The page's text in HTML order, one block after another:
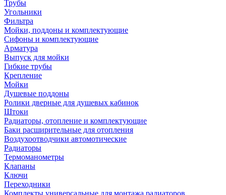
Трубы
Угольники
Фильтра
Мойки, поддоны и комплектующие
Сифоны и комплектующие
Арматура
Выпуск для мойки
Гибкие трубы
Крепление
Мойки
Душевые поддоны
Ролики дверные для душевых кабинок
Штоки
Радиаторы, отопление и комплектующие
Баки расширительные для отопления
Воздухоотводчики автомотические
Радиаторы
Термоманометры
Клапаны
Ключи
Переходники
Комплекты универсальные для монтажа радиаторов